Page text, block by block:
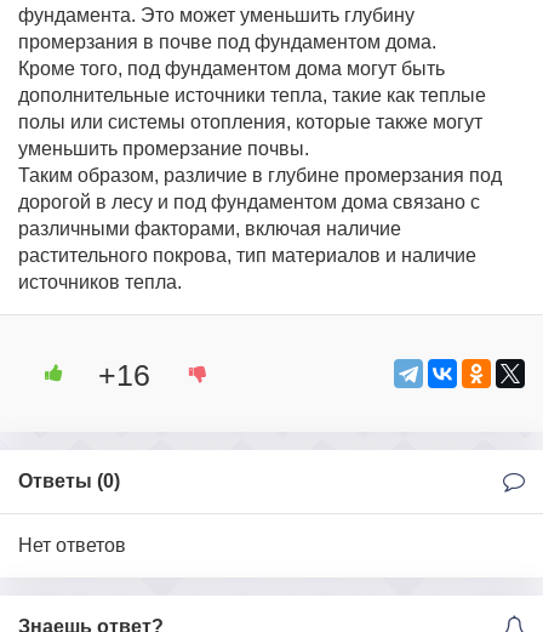
фундамента. Это может уменьшить глубину
промерзания в почве под фундаментом дома.
Кроме того, под фундаментом дома могут быть
дополнительные источники тепла, такие как теплые
полы или системы отопления, которые также могут
уменьшить промерзание почвы.
Таким образом, различие в глубине промерзания под
дорогой в лесу и под фундаментом дома связано с
различными факторами, включая наличие
растительного покрова, тип материалов и наличие
источников тепла.
+16
Ответы (0)
Нет ответов
Знаешь ответ?